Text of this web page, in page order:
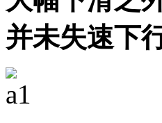
并未失速下行